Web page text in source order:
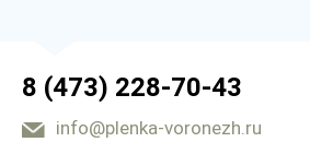
8 (473) 228-70-43
info@plenka-voronezh.ru